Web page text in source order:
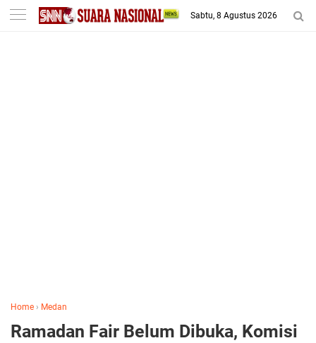
-->
Sabtu, 8 Agustus 2026
Home › Medan
Ramadan Fair Belum Dibuka, Komisi